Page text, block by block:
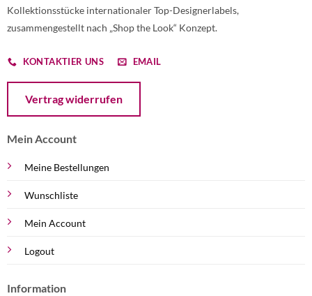
Kollektionsstücke internationaler Top-Designerlabels,
zusammengestellt nach „Shop the Look“ Konzept.
KONTAKTIER UNS EMAIL
Vertrag widerrufen
Mein Account
Meine Bestellungen
Wunschliste
Mein Account
Logout
Information